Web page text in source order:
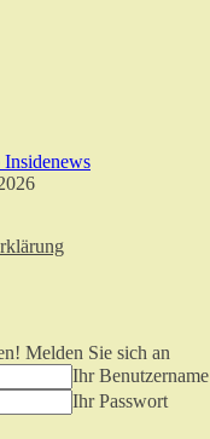
Insidenews
Melden Sie sich an
Ihr Benutzername
Ihr Passwort